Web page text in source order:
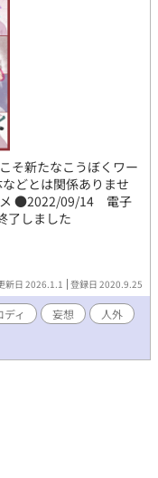
そ新たなこうぼくワー
どとは関係ありませ
メ ●2022/09/14 電子
了しました
新日 2026.1.1 登録日 2020.9.25
ディ 妄想
人外